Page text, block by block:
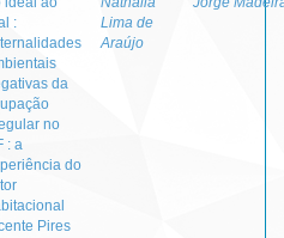
:
da
no
: a
do
Pires
Lima de
Araújo